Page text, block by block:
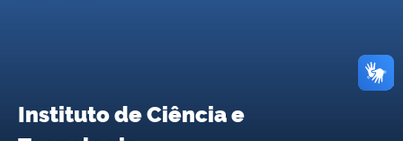
Instituto de Ciência e